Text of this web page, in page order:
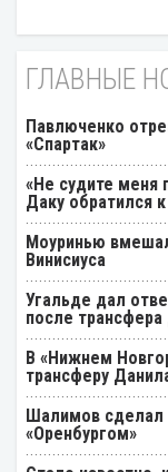
ГЛАВНЫЕ
Павлюченко
«Спартак»
«Не судите меня
Даку обратился
Моуринью
Винисиуса
Угальде дал
после трансфера
В «Нижнем
трансферу
Шалимов сделал
«Оренбургом»